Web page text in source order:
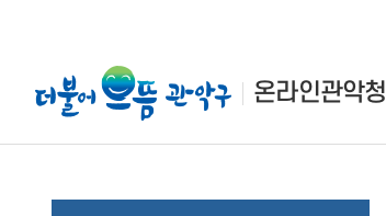
기
가
로
온라인관악청